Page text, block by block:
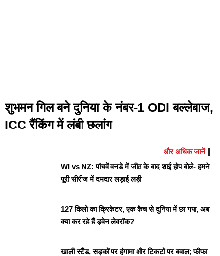
शुभमन गिल बने दुनिया के नंबर-1 ODI बल्लेबाज,
ICC रैंकिंग में लंबी छलांग
और अधिक जानें
WI vs NZ: पांचवें वनडे में जीत के बाद शाई होप बोले- हमने
पूरी सीरीज में दमदार लड़ाई लड़ी
127 किलो का क्रिकेटर, एक कैच से दुनिया में छा गया, अब
क्या कर रहे हैं ड्वेन लेवरॉक?
खाली स्टैंड, सड़कों पर हंगामा और टिकटों पर बवाल; फीफा